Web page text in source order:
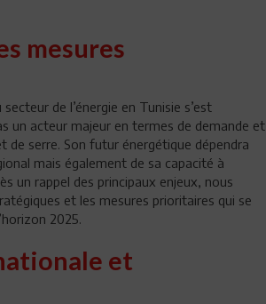
mesures
de l’énergie en Tunisie s’est
un acteur majeur en termes de demande et
de serre. Son futur énergétique dépendra
mais également de sa capacité à
un rappel des principaux enjeux, nous
et les mesures prioritaires qui se
2025.
et